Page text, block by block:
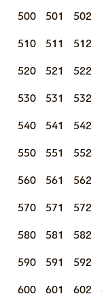
500 501 502
510 511 512
520 521 522
530 531 532
540 541 542
550 551 552
560 561 562
570 571 572
580 581 582
590 591 592
600 601 602